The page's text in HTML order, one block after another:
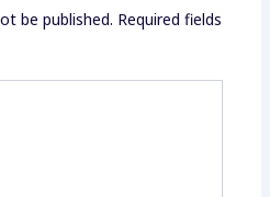
be published. Required fields